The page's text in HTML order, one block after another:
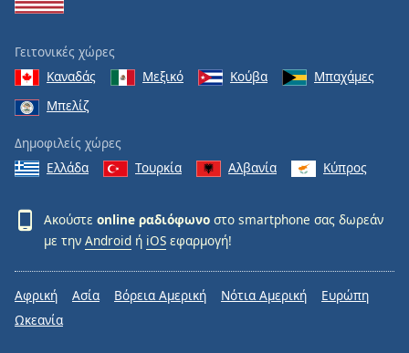
Γειτονικές χώρες
Καναδάς
Μεξικό Κούβα
Μπαχάμες
Μπελίζ
Δημοφιλείς χώρες
Ελλάδα
Τουρκία Αλβανία Κύπρος
Ακούστε online ραδιόφωνο στο smartphone σας δωρεάν
με την Android ή iOS εφαρμογή!
Αφρική Ασία Βόρεια Αμερική Νότια Αμερική
Ευρώπη
Ωκεανία